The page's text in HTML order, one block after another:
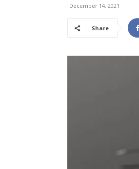
December 14, 2021
Share